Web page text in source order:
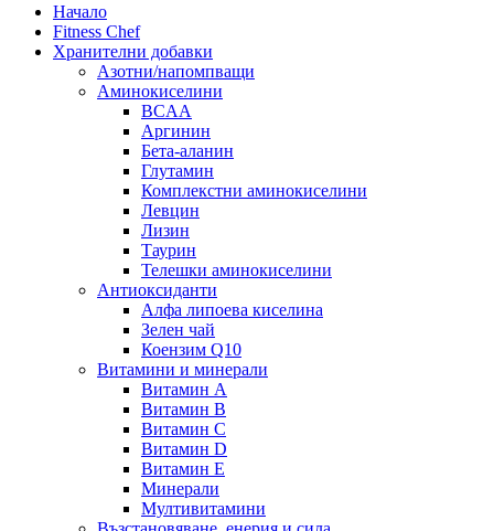
Начало
Fitness Chef
Хранителни добавки
Азотни/напомпващи
Аминокиселини
BCAA
Аргинин
Бета-аланин
Глутамин
Комплекстни аминокиселини
Левцин
Лизин
Таурин
Телешки аминокиселини
Антиоксиданти
Алфа липоева киселина
Зелен чай
Коензим Q10
Витамини и минерали
Витамин А
Витамин B
Витамин C
Витамин D
Витамин E
Минерали
Мултивитамини